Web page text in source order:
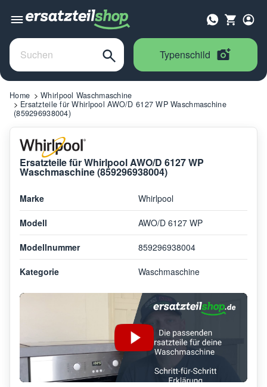
Typenschild
Home
Whirlpool Waschmaschine
Ersatzteile für Whirlpool AWO/D 6127 WP Waschmaschine
(859296938004)
Ersatzteile für Whirlpool AWO/D 6127 WP
Waschmaschine (859296938004)
Marke Whirlpool
Modell AWO/D 6127 WP
Modellnummer 859296938004
Kategorie Waschmaschine